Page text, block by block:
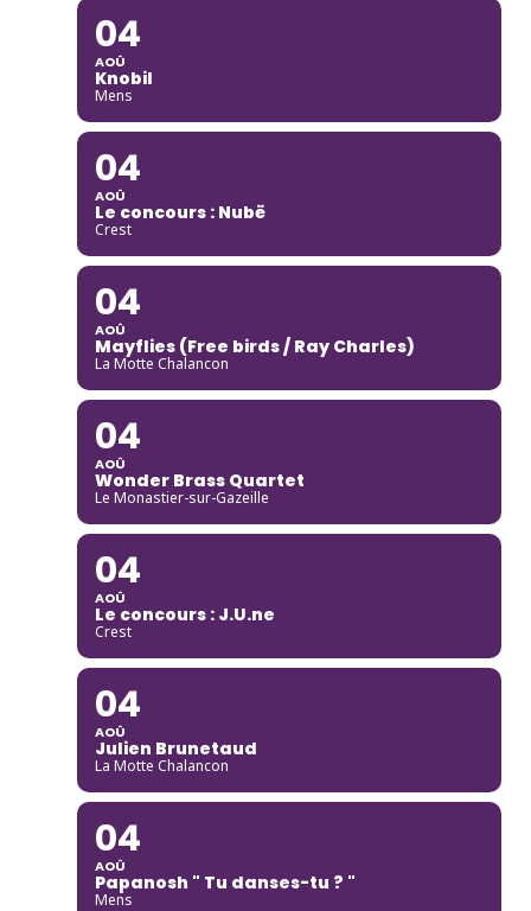
04
AOÛ
Knobil
Mens
04
AOÛ
Le concours : Nubë
Crest
04
AOÛ
Mayflies (Free birds / Ray Charles)
La Motte Chalancon
04
AOÛ
Wonder Brass Quartet
Le Monastier-sur-Gazeille
04
AOÛ
Le concours : J.U.ne
Crest
04
AOÛ
Julien Brunetaud
La Motte Chalancon
04
AOÛ
Papanosh " Tu danses-tu ? "
Mens